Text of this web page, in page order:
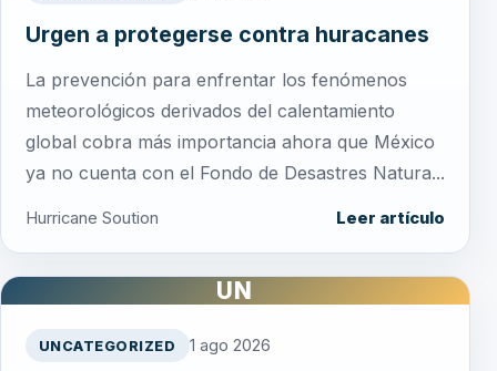
Urgen a protegerse contra huracanes
La prevención para enfrentar los fenómenos
meteorológicos derivados del calentamiento
global cobra más importancia ahora que México
ya no cuenta con el Fondo de Desastres Natura...
Hurricane Soution Leer artículo
UN
UNCATEGORIZED 1 ago 2026